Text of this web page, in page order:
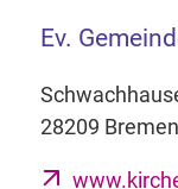
Ev.
28209 Bremen